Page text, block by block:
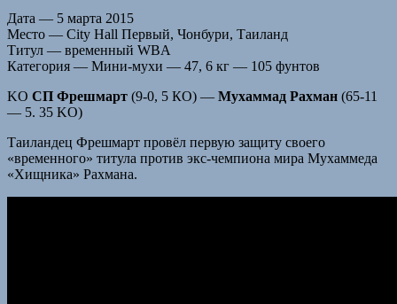
Дата — 5 марта 2015
Место — City Hall Первый, Чонбури, Таиланд
Титул — временный WBA
Категория — Мини-мухи — 47, 6 кг — 105 фунтов
KO СП Фрешмарт (9-0, 5 КО) — Мухаммад Рахман (65-11
— 5. 35 KO)
Таиландец Фрешмарт провёл первую защиту своего
«временного» ​​титула против экс-чемпиона мира Мухаммеда
«Хищника» Рахмана.